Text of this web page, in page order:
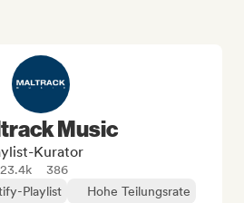
Music
Kurator
23.4k
386
Playlist
Hohe Teilungsrate